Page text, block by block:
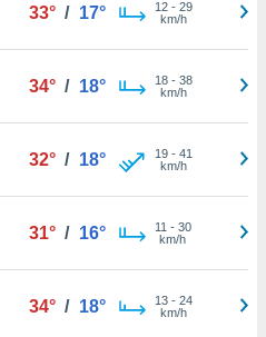
33° / 17° 12- 29
km/h
34° / 18° 18- 38
km/h
32° / 18° 19- 41
km/h
31° / 16° 11 - 30
km/h
34° / 18° 13- 24
km/h